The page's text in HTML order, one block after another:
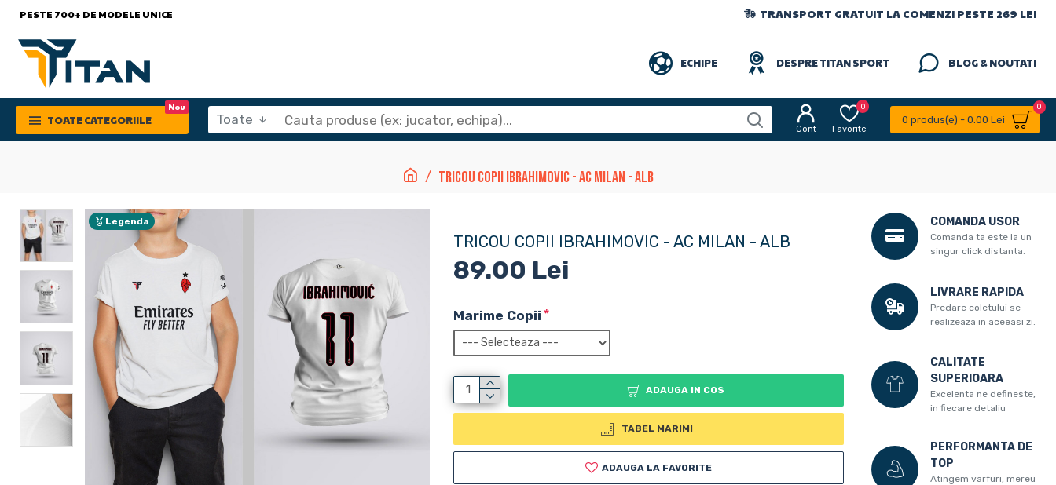
PESTE 700+ DE MODELE UNICE TRANSPORT GRATUIT LA COMENZI PESTE 269 LEI
ECHIPE DESPRE TITAN SPORT BLOG & NOUTATI
TOATE CATEGORIILE
Nou
Toate
Cont Favorite
0
0 produs(e) - 0.00 Lei
0
Tricou Copii Ibrahimovic - AC Milan - Alb
Legenda
TRICOU COPII IBRAHIMOVIC - AC MILAN - ALB
89.00 Lei
Marime Copii
ADAUGA IN COS
TABEL MARIMI
ADAUGA LA FAVORITE
COMANDA USOR
Comanda ta este la un
singur click distanta.
LIVRARE RAPIDA
Predare coletului se
realizeaza in aceeasi zi.
CALITATE
SUPERIOARA
Excelenta ne defineste,
in fiecare detaliu
PERFORMANTA DE
TOP
Atingem varfuri, mereu